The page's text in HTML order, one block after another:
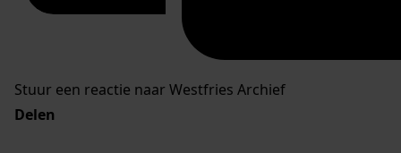
Stuur een reactie naar Westfries Archief
Delen